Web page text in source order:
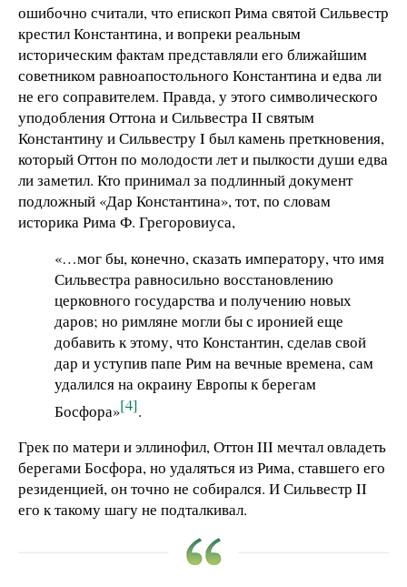
ошибочно считали, что епископ Рима святой Сильвестр
крестил Константина, и вопреки реальным
историческим фактам представляли его ближайшим
советником равноапостольного Константина и едва ли
не его соправителем. Правда, у этого символического
уподобления Оттона и Сильвестра II святым
Константину и Сильвестру I был камень преткновения,
который Оттон по молодости лет и пылкости души едва
ли заметил. Кто принимал за подлинный документ
подложный «Дар Константина», тот, по словам
историка Рима Ф. Грегоровиуса,
«…мог бы, конечно, сказать императору, что имя
Сильвестра равносильно восстановлению
церковного государства и получению новых
даров; но римляне могли бы с иронией еще
добавить к этому, что Константин, сделав свой
дар и уступив папе Рим на вечные времена, сам
удалился на окраину Европы к берегам
Босфора»[4].
Грек по матери и эллинофил, Оттон III мечтал овладеть
берегами Босфора, но удаляться из Рима, ставшего его
резиденцией, он точно не собирался. И Сильвестр II
его к такому шагу не подталкивал.